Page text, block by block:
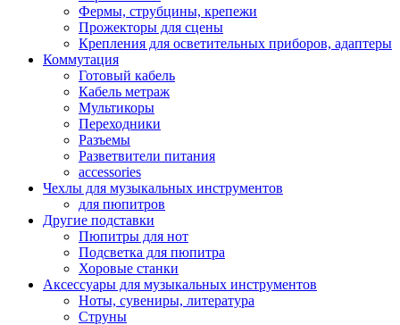
Фермы, струбцины, крепежи
Прожекторы для сцены
Крепления для осветительных приборов, адаптеры
Коммутация
Готовый кабель
Кабель метраж
Мультикоры
Переходники
Разъемы
Разветвители питания
accessories
Чехлы для музыкальных инструментов
для пюпитров
Другие подставки
Пюпитры для нот
Подсветка для пюпитра
Хоровые станки
Аксессуары для музыкальных инструментов
Ноты, сувениры, литература
Струны